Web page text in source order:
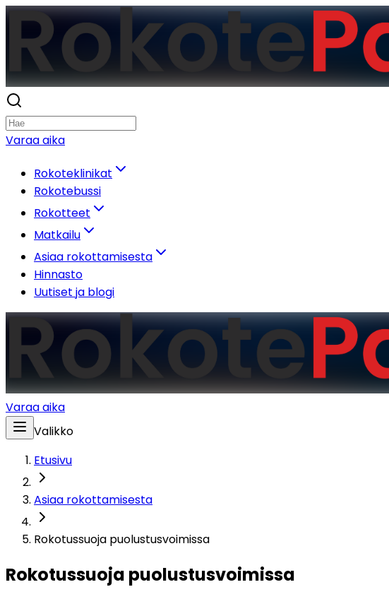
Varaa aika
Rokoteklinikat
Rokotebussi
Rokotteet
Matkailu
Asiaa rokottamisesta
Hinnasto
Uutiset ja blogi
Varaa aika
Valikko
Etusivu
Asiaa rokottamisesta
Rokotussuoja puolustusvoimissa
Rokotussuoja puolustusvoimissa